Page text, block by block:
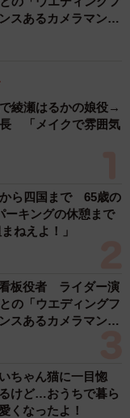
スあるカメラマン求
綾瀬はるかの娘役→
「メイクで雰囲気
ら四国まで 65歳の
キングの休憩まで
ねえよ！」
板役者 ライダー演
の「ウエディングフ
スあるカメラマン求
ちゃん猫に一目惚
けど…おうちで暮ら
くなったよ！